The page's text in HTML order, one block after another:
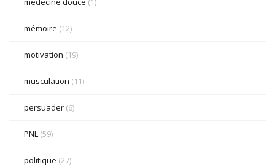
mémoire (12)
motivation (19)
musculation (11)
persuader (6)
PNL (59)
politique (27)